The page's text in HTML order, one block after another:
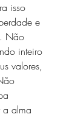
isso
e
Não
inteiro
valores,
a alma